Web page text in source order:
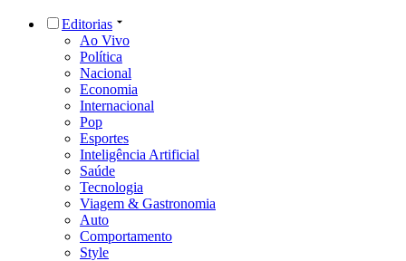
Editorias
Ao Vivo
Política
Nacional
Economia
Internacional
Pop
Esportes
Inteligência Artificial
Saúde
Tecnologia
Viagem & Gastronomia
Auto
Comportamento
Style